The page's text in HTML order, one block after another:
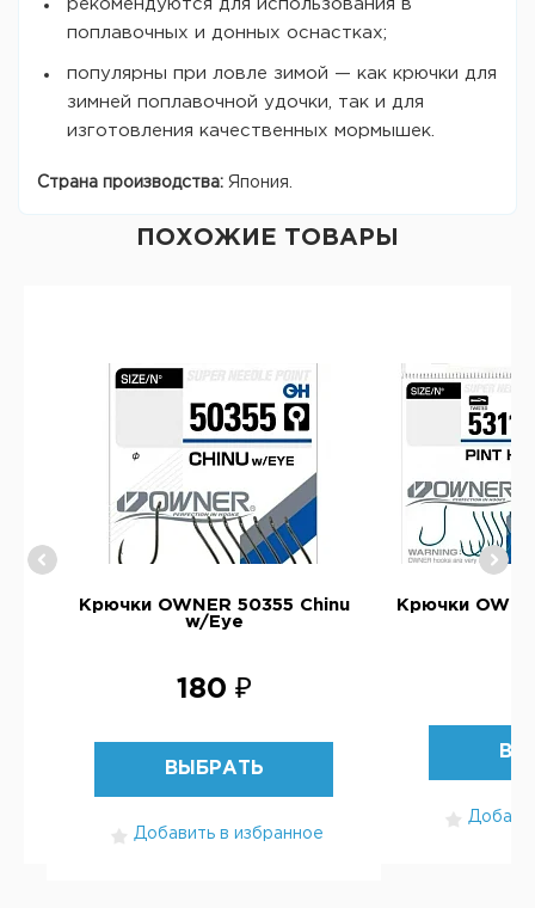
рекомендуются для использования в
поплавочных и донных оснастках;
популярны при ловле зимой — как крючки для
зимней поплавочной удочки, так и для
изготовления качественных мормышек.
Страна производства: Япония.
ПОХОЖИЕ ТОВАРЫ
Крючки OWNER 50355 Chinu
w/Eye
180 ₽
ВЫБРАТЬ
Добавить в избранное
Крючки